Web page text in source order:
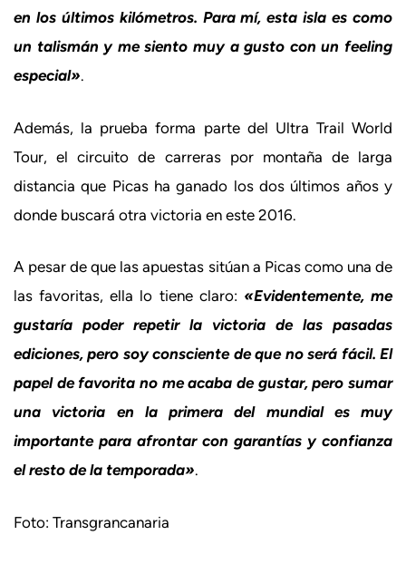
en los últimos kilómetros. Para mí, esta isla es como
un talismán y me siento muy a gusto con un feeling
especial».
Además, la prueba forma parte del Ultra Trail World
Tour, el circuito de carreras por montaña de larga
distancia que Picas ha ganado los dos últimos años y
donde buscará otra victoria en este 2016.
A pesar de que las apuestas sitúan a Picas como una de
las favoritas, ella lo tiene claro: «Evidentemente, me
gustaría poder repetir la victoria de las pasadas
ediciones, pero soy consciente de que no será fácil. El
papel de favorita no me acaba de gustar, pero sumar
una victoria en la primera del mundial es muy
importante para afrontar con garantías y confianza
el resto de la temporada».
Foto: Transgrancanaria